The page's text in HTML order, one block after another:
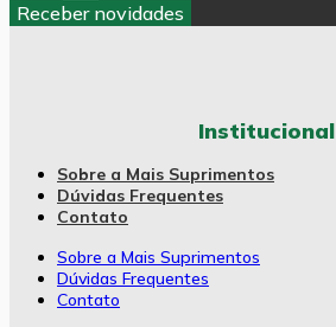
Receber novidades
Institucional
Sobre a Mais Suprimentos
Dúvidas Frequentes
Contato
Sobre a Mais Suprimentos
Dúvidas Frequentes
Contato